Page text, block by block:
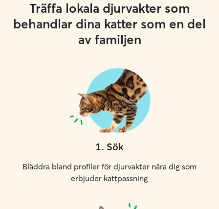
Träffa lokala djurvakter som
behandlar dina katter som en del
av familjen
1. Sök
Bläddra bland profiler för djurvakter nära dig som
erbjuder kattpassning